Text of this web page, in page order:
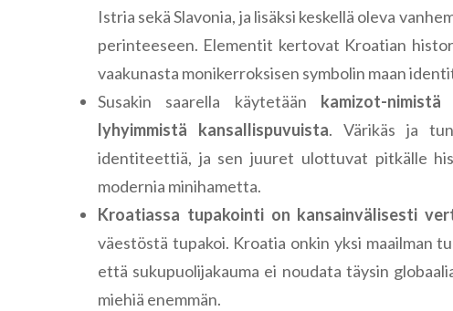
Istria sekä Slavonia, ja lisäksi keskellä oleva
perinteeseen. Elementit kertovat Kroatian
vaakunasta monikerroksisen symbolin maan
Susakin saarella käytetään kamizot-
lyhyimmistä kansallispuvuista. Värikäs ja
identiteettiä, ja sen juuret ulottuvat pitkälle
modernia minihametta.
Kroatiassa tupakointi on kansainvälisesti
väestöstä tupakoi. Kroatia onkin yksi maailman
että sukupuolijakauma ei noudata täysin
miehiä enemmän.